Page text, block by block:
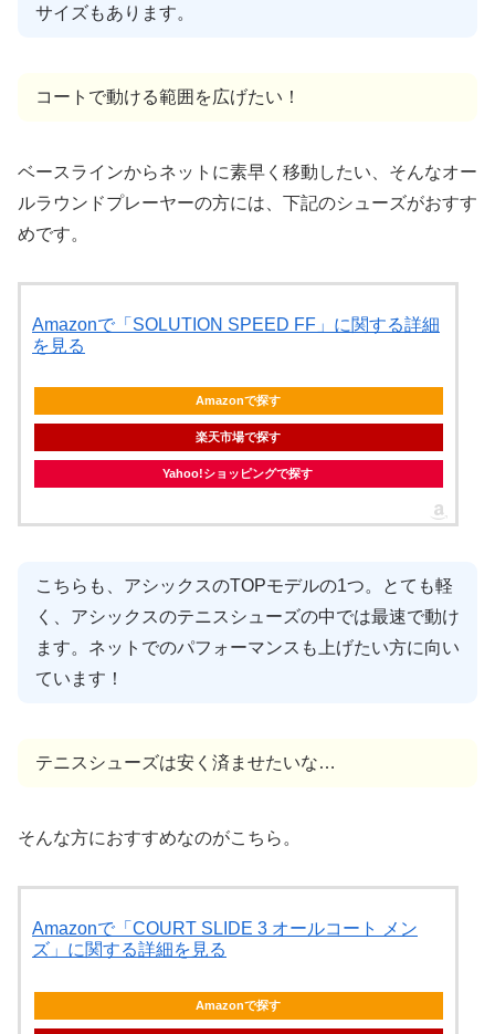
サイズもあります。
コートで動ける範囲を広げたい！
ベースラインからネットに素早く移動したい、そんなオー
ルラウンドプレーヤーの方には、下記のシューズがおすす
めです。
Amazonで「SOLUTION SPEED FF」に関する詳細
を見る
Amazonで探す
楽天市場で探す
Yahoo!ショッピングで探す
こちらも、アシックスのTOPモデルの1つ。とても軽
く、アシックスのテニスシューズの中では最速で動け
ます。ネットでのパフォーマンスも上げたい方に向い
ています！
テニスシューズは安く済ませたいな…
そんな方におすすめなのがこちら。
Amazonで「COURT SLIDE 3 オールコート メン
ズ」に関する詳細を見る
Amazonで探す